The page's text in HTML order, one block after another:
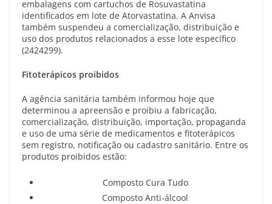
embalagens com cartuchos de Rosuvastatina
identificados em lote de Atorvastatina. A Anvisa
também suspendeu a comercialização, distribuição e
uso dos produtos relacionados a esse lote específico
(2424299).
Fitoterápicos proibidos
A agência sanitária também informou hoje que
determinou a apreensão e proibiu a fabricação,
comercialização, distribuição, importação, propaganda
e uso de uma série de medicamentos e fitoterápicos
sem registro, notificação ou cadastro sanitário. Entre os
produtos proibidos estão:
Composto Cura Tudo
Composto Anti-álcool